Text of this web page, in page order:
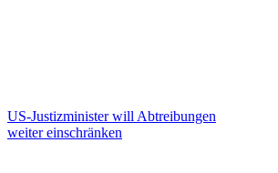
US-Justizminister will Abtreibungen
weiter einschränken